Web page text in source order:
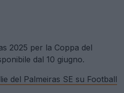
2025 per la Coppa del
dal 10 giugno.
del Palmeiras SE su Football